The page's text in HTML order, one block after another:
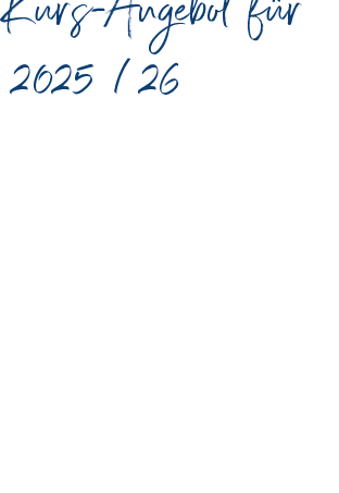
Angebot für
2025 / 26